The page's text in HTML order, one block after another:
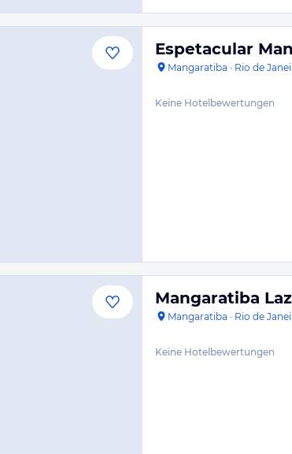
Espetacular
Mangaratiba · Rio de
Keine Hotelbewertungen
Mangaratiba
Mangaratiba · Rio de
Keine Hotelbewertungen